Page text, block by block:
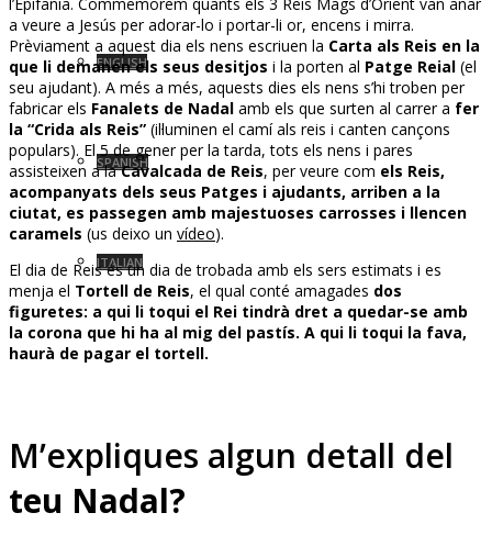
ENGLISH
SPANISH
ITALIAN
a veure a Jesús per adorar-lo i portar-li or, encens i mirra.
Prèviament a aquest dia els nens escriuen la Carta als Reis en la
que li demanen els seus desitjos i la porten al Patge Reial (el
seu ajudant). A més a més, aquests dies els nens s’hi troben per
fabricar els Fanalets de Nadal amb els que surten al carrer a fer
la “Crida als Reis” (il·luminen el camí als reis i canten cançons
populars). El 5 de gener per la tarda, tots els nens i pares
assisteixen a laCavalcada de Reis, per veure com els Reis,
acompanyats dels seus Patges i ajudants, arriben a la
ciutat, es passegen amb majestuoses carrosses i llencen
caramels (us deixo un vídeo).
El dia de Reis és un dia de trobada amb els sers estimats i es
menja el Tortell de Reis, el qual conté amagades dos
figuretes: a qui li toqui el Rei tindrà dret a quedar-se amb
la corona que hi ha al mig del pastís. A qui li toqui la fava,
haurà de pagar el tortell.
M’expliques algun detall del
teu Nadal?